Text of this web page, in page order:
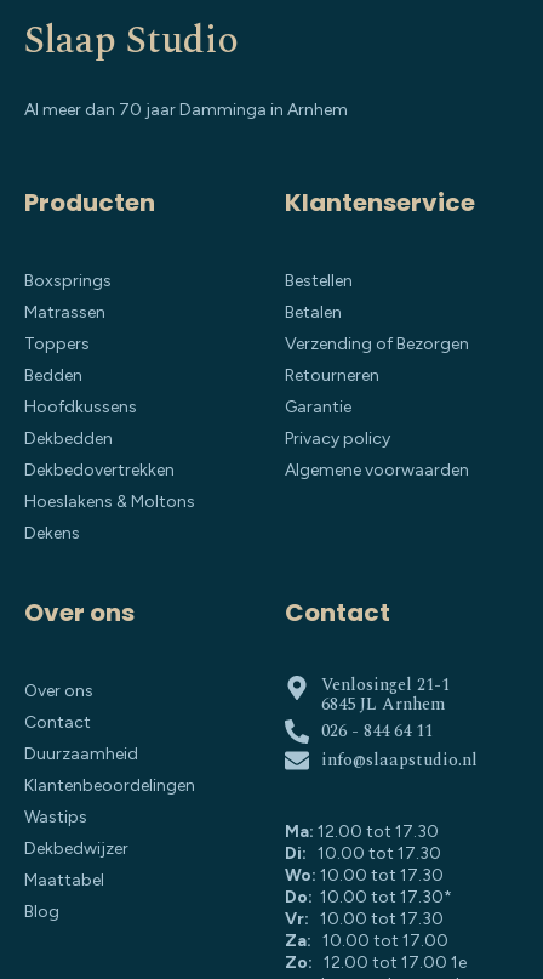
Slaap Studio
Al meer dan 70 jaar Damminga in Arnhem
Producten
Boxsprings
Matrassen
Toppers
Bedden
Hoofdkussens
Dekbedden
Dekbedovertrekken
Hoeslakens & Moltons
Dekens
Klantenservice
Bestellen
Betalen
Verzending of Bezorgen
Retourneren
Garantie
Privacy policy
Algemene voorwaarden
Over ons
Over ons
Contact
Duurzaamheid
Klantenbeoordelingen
Wastips
Dekbedwijzer
Maattabel
Blog
Contact
Venlosingel 21-1
6845 JL Arnhem
026 - 844 64 11
info@slaapstudio.nl
Ma: 12.00 tot 17.30
Di: 10.00 tot 17.30
Wo: 10.00 tot 17.30
Do: 10.00 tot 17.30*
Vr: 10.00 tot 17.30
Za: 10.00 tot 17.00
Zo: 12.00 tot 17.00 1e